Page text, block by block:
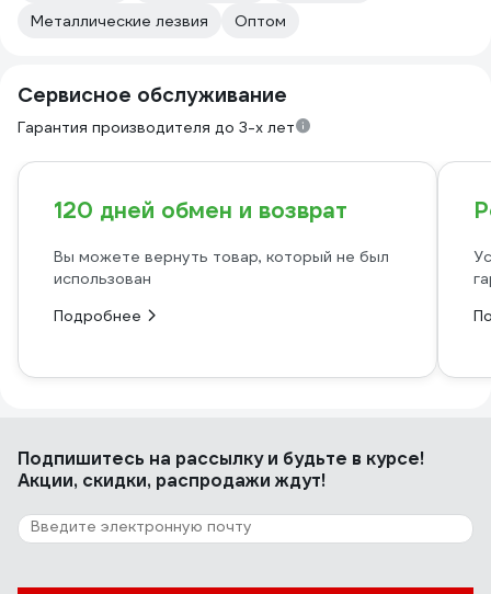
Металлические лезвия
Оптом
Сервисное обслуживание
Гарантия производителя до 3-х лет
120 дней обмен и возврат
Вы можете вернуть товар, который не был
использован
Подробнее
Подпишитесь на рассылкуи будьте в курсе!
Акции, скидки, распродажи ждут!